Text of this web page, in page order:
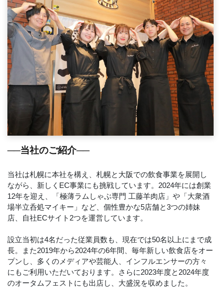
──当社のご紹介──
当社は札幌に本社を構え、札幌と大阪での飲食事業を展開し
ながら、新しくEC事業にも挑戦しています。2024年には創業
12年を迎え、「極薄ラムしゃぶ専門 工藤羊肉店」や「大衆酒
場半立呑処マイキー」など、個性豊かな5店舗と3つの姉妹
店、自社ECサイト2つを運営しています。
設立当初は4名だった従業員数も、現在では50名以上にまで成
長。また2019年から2024年の6年間、毎年新しい飲食店をオー
プンし、多くのメディアや芸能人、インフルエンサーの方々
にもご利用いただいております。さらに2023年度と2024年度
のオータムフェストにも出店し、大盛況を収めました。